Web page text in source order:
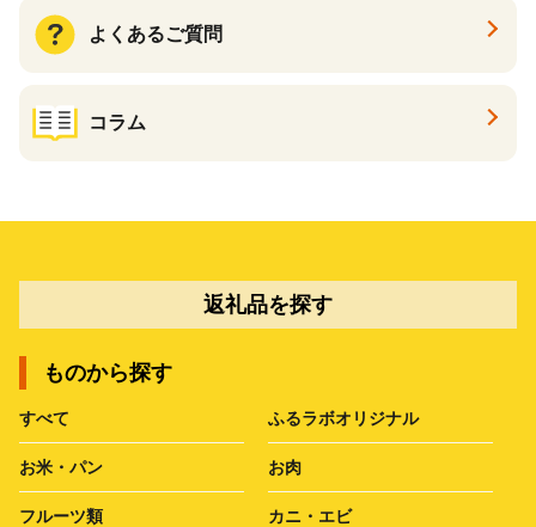
よくあるご質問
コラム
返礼品を探す
ものから探す
すべて ふるラボオリジナル
お米・パン お肉
フルーツ類 カニ・エビ